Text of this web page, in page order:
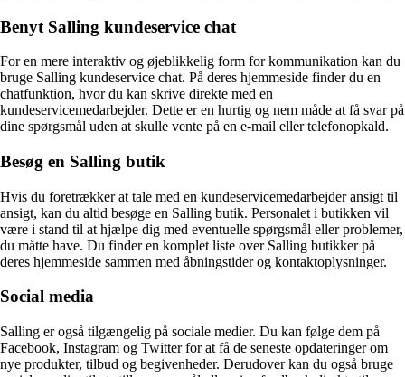
Benyt Salling kundeservice chat
For en mere interaktiv og øjeblikkelig form for kommunikation kan du
bruge Salling kundeservice chat. På deres hjemmeside finder du en
chatfunktion, hvor du kan skrive direkte med en
kundeservicemedarbejder. Dette er en hurtig og nem måde at få svar på
dine spørgsmål uden at skulle vente på en e-mail eller telefonopkald.
Besøg en Salling butik
Hvis du foretrækker at tale med en kundeservicemedarbejder ansigt til
ansigt, kan du altid besøge en Salling butik. Personalet i butikken vil
være i stand til at hjælpe dig med eventuelle spørgsmål eller problemer,
du måtte have. Du finder en komplet liste over Salling butikker på
deres hjemmeside sammen med åbningstider og kontaktoplysninger.
Social media
Salling er også tilgængelig på sociale medier. Du kan følge dem på
Facebook, Instagram og Twitter for at få de seneste opdateringer om
nye produkter, tilbud og begivenheder. Derudover kan du også bruge